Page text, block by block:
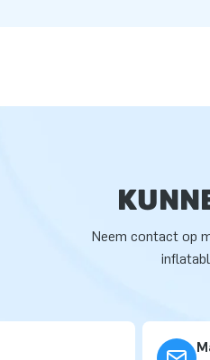
Neem contact op